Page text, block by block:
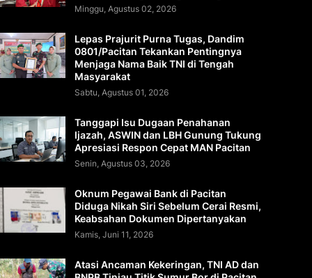
Minggu, Agustus 02, 2026
Lepas Prajurit Purna Tugas, Dandim
0801/Pacitan Tekankan Pentingnya
Menjaga Nama Baik TNI di Tengah
Masyarakat
Sabtu, Agustus 01, 2026
Tanggapi Isu Dugaan Penahanan
Ijazah, ASWIN dan LBH Gunung Tukung
Apresiasi Respon Cepat MAN Pacitan
Senin, Agustus 03, 2026
Oknum Pegawai Bank di Pacitan
Diduga Nikah Siri Sebelum Cerai Resmi,
Keabsahan Dokumen Dipertanyakan
Kamis, Juni 11, 2026
Atasi Ancaman Kekeringan, TNI AD dan